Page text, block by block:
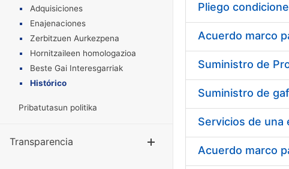
Adquisiciones
Enajenaciones
Zerbitzuen Aurkezpena
Hornitzaileen homologazioa
Beste Gai Interesgarriak
Histórico
Pribatutasun politika
Transparencia Erakutsi/Ezkutatu
Pliego
Acuerdo marco
Acuerdo marco